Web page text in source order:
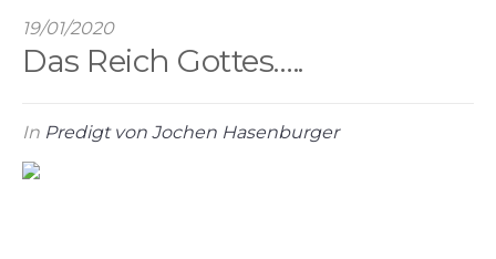
19/01/2020
Das Reich Gottes…..
In Predigt von Jochen Hasenburger